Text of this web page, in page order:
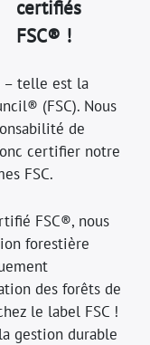
certifiés
FSC® !
– telle est la
(FSC). Nous
de
certifier notre
FSC.
FSC®, nous
forestière
des forêts de
le label FSC !
gestion durable